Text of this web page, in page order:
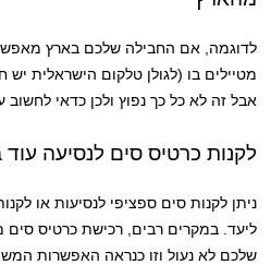
לדוגמה, אם החבילה שלכם בארץ
מטיילים בו (לגולן טלקום הישראלית
אבל זה לא כל כך נפוץ ולכן כדאי לחשוב
לקנות כרטיס סים לנסיעה
ניתן לקנות סים ספציפי לנסיעות או
ליעד. במקרים רבים, רכישת כרטיס
שלכם לא נעול וזו כנראה האפשרות